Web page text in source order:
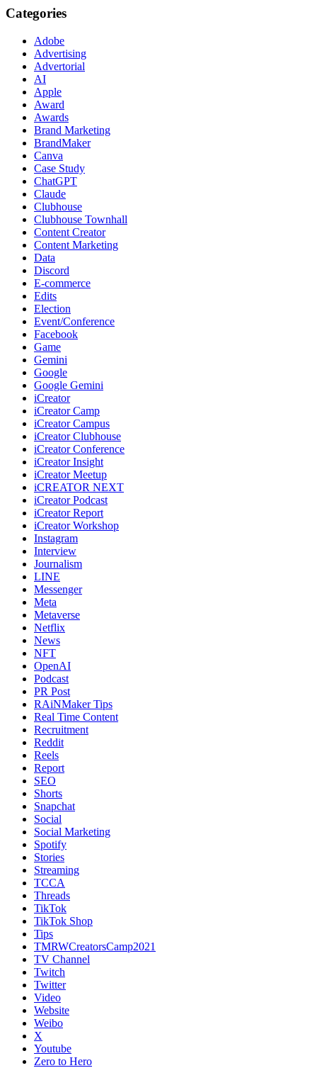
Categories
Adobe
Advertising
Advertorial
AI
Apple
Award
Awards
Brand Marketing
BrandMaker
Canva
Case Study
ChatGPT
Claude
Clubhouse
Clubhouse Townhall
Content Creator
Content Marketing
Data
Discord
E-commerce
Edits
Election
Event/Conference
Facebook
Game
Gemini
Google
Google Gemini
iCreator
iCreator Camp
iCreator Campus
iCreator Clubhouse
iCreator Conference
iCreator Insight
iCreator Meetup
iCREATOR NEXT
iCreator Podcast
iCreator Report
iCreator Workshop
Instagram
Interview
Journalism
LINE
Messenger
Meta
Metaverse
Netflix
News
NFT
OpenAI
Podcast
PR Post
RAiNMaker Tips
Real Time Content
Recruitment
Reddit
Reels
Report
SEO
Shorts
Snapchat
Social
Social Marketing
Spotify
Stories
Streaming
TCCA
Threads
TikTok
TikTok Shop
Tips
TMRWCreatorsCamp2021
TV Channel
Twitch
Twitter
Video
Website
Weibo
X
Youtube
Zero to Hero